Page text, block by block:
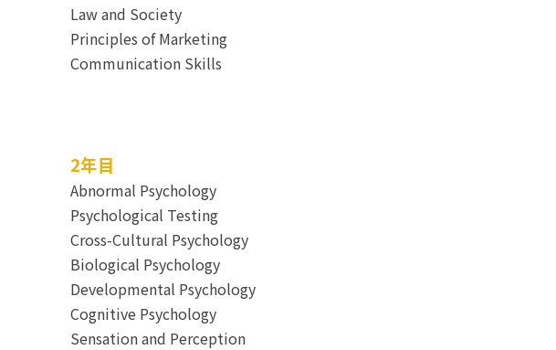
Law and Society
Principles of Marketing
Communication Skills
2年目
Abnormal Psychology
Psychological Testing
Cross-Cultural Psychology
Biological Psychology
Developmental Psychology
Cognitive Psychology
Sensation and Perception